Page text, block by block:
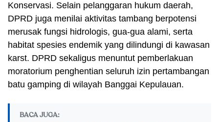
Konservasi. Selain pelanggaran hukum daerah,
DPRD juga menilai aktivitas tambang berpotensi
merusak fungsi hidrologis, gua-gua alami, serta
habitat spesies endemik yang dilindungi di kawasan
karst. DPRD sekaligus menuntut pemberlakuan
moratorium penghentian seluruh izin pertambangan
batu gamping di wilayah Banggai Kepulauan.
BACA JUGA: